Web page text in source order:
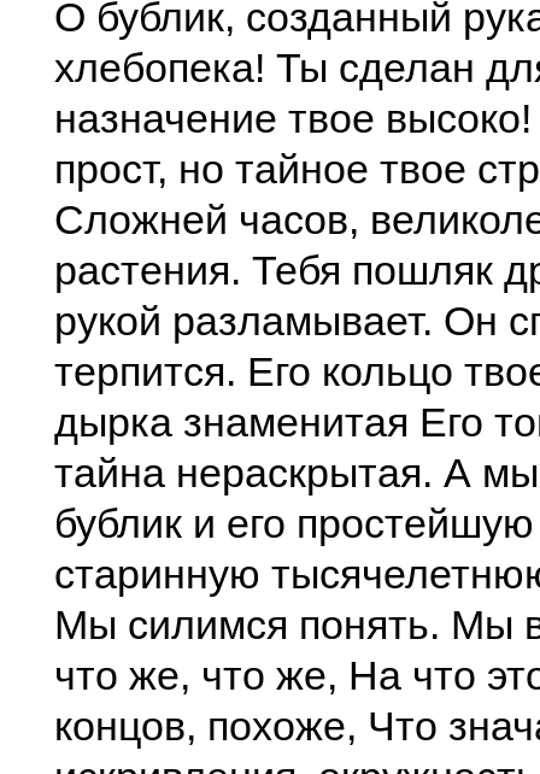
О бублик, созданный
хлебопека! Ты сделан
назначение твое
прост, но тайное твое
Сложней часов,
растения. Тебя пошляк
рукой разламывает. Он
терпится. Его кольцо
дырка знаменитая Его
тайна нераскрытая. А
бублик и его
старинную
Мы силимся понять. Мы
что же, что же, На что
концов, похоже, Что